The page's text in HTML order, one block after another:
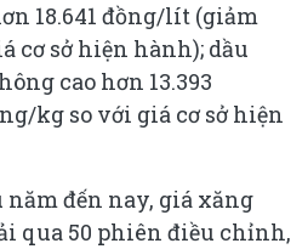
18.641 đồng/lít (giảm
cơ sở hiện hành); dầu
cao hơn 13.393
kg so với giá cơ sở hiện
đến nay, giá xăng
qua 50 phiên điều chỉnh,